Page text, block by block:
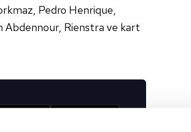
Pedro Henrique,
Abdennour, Rienstra ve kart